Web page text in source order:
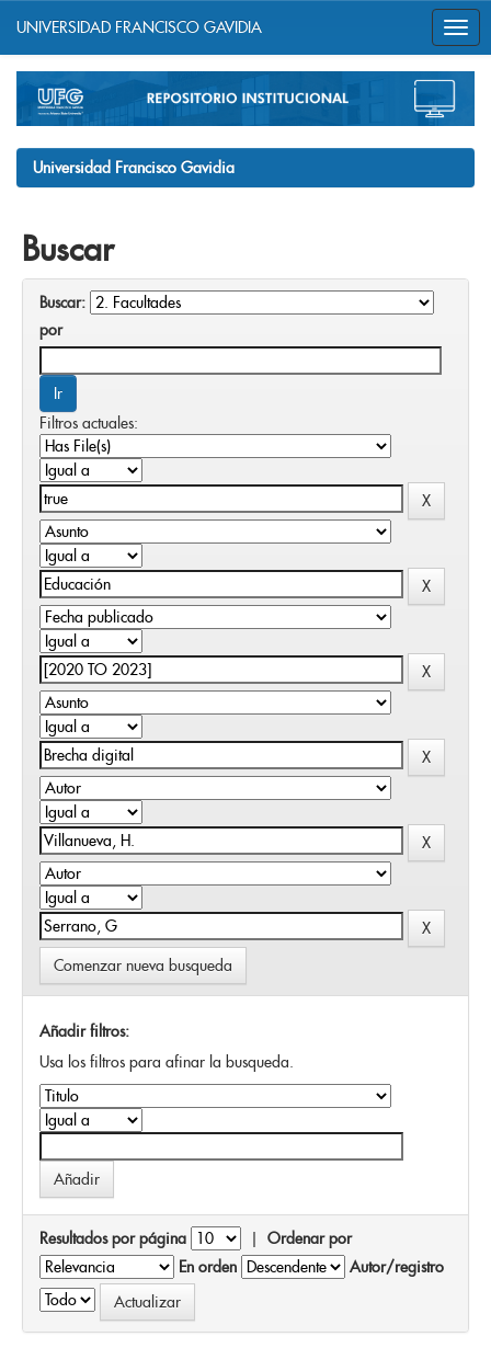
navigation
UNIVERSIDAD FRANCISCO GAVIDIA
Universidad Francisco Gavidia
Buscar
Buscar:
por
Filtros actuales:
Comenzar nueva busqueda
Añadir filtros:
Usa los filtros para afinar la busqueda.
Resultados por página | Ordenar por
En orden
Autor/registro